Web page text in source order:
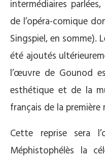
intermédiaires
de l’opéra-comique
Singspiel, en somme).
été ajoutés
l’œuvre de Gounod
esthétique et de la
français de la
Cette reprise sera
Méphistophélès la